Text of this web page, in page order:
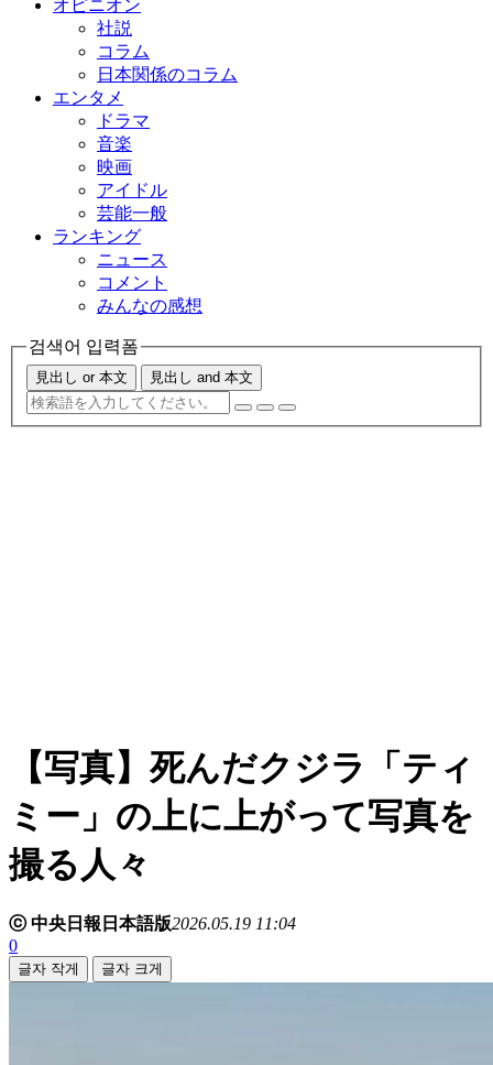
オピニオン
社説
コラム
日本関係のコラム
エンタメ
ドラマ
音楽
映画
アイドル
芸能一般
ランキング
ニュース
コメント
みんなの感想
검색어 입력폼
見出し or 本文 見出し and 本文
【写真】死んだクジラ「ティ
ミー」の上に上がって写真を
撮る人々
ⓒ 中央日報日本語版2026.05.19 11:04
0
글자 작게 글자 크게